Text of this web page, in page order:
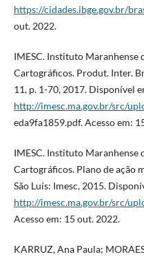
https://cidades.ibge.gov.br/
out. 2022.
IMESC. Instituto Maranhense
Cartográficos. Produt. Inter.
11, p. 1-70, 2017. Disponível
http://imesc.ma.gov.br/src/
eda9fa1859.pdf. Acesso em:
IMESC. Instituto Maranhense
Cartográficos. Plano de ação
São Luís: Imesc, 2015.
http://imesc.ma.gov.br/src/
Acesso em: 15 out. 2022.
KARRUZ, Ana Paula;